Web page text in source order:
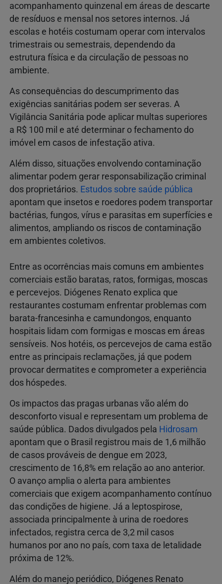
acompanhamento quinzenal em áreas de descarte
de resíduos e mensal nos setores internos. Já
escolas e hotéis costumam operar com intervalos
trimestrais ou semestrais, dependendo da
estrutura física e da circulação de pessoas no
ambiente.
As consequências do descumprimento das
exigências sanitárias podem ser severas. A
Vigilância Sanitária pode aplicar multas superiores
a R$ 100 mil e até determinar o fechamento do
imóvel em casos de infestação ativa.
Além disso, situações envolvendo contaminação
alimentar podem gerar responsabilização criminal
dos proprietários. Estudos sobre saúde pública
apontam que insetos e roedores podem transportar
bactérias, fungos, vírus e parasitas em superfícies e
alimentos, ampliando os riscos de contaminação
em ambientes coletivos.
Entre as ocorrências mais comuns em ambientes
comerciais estão baratas, ratos, formigas, moscas
e percevejos. Diógenes Renato explica que
restaurantes costumam enfrentar problemas com
barata-francesinha e camundongos, enquanto
hospitais lidam com formigas e moscas em áreas
sensíveis. Nos hotéis, os percevejos de cama estão
entre as principais reclamações, já que podem
provocar dermatites e comprometer a experiência
dos hóspedes.
Os impactos das pragas urbanas vão além do
desconforto visual e representam um problema de
saúde pública. Dados divulgados pela Hidrosam
apontam que o Brasil registrou mais de 1,6 milhão
de casos prováveis de dengue em 2023,
crescimento de 16,8% em relação ao ano anterior.
O avanço amplia o alerta para ambientes
comerciais que exigem acompanhamento contínuo
das condições de higiene. Já a leptospirose,
associada principalmente à urina de roedores
infectados, registra cerca de 3,2 mil casos
humanos por ano no país, com taxa de letalidade
próxima de 12%.
Além do manejo periódico, Diógenes Renato